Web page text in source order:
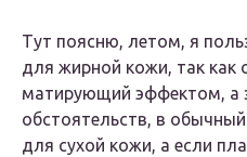
Тут поясню, летом, я
для жирной кожи, так как
матирующий эффектом, а
обстоятельств, в
для сухой кожи, а если